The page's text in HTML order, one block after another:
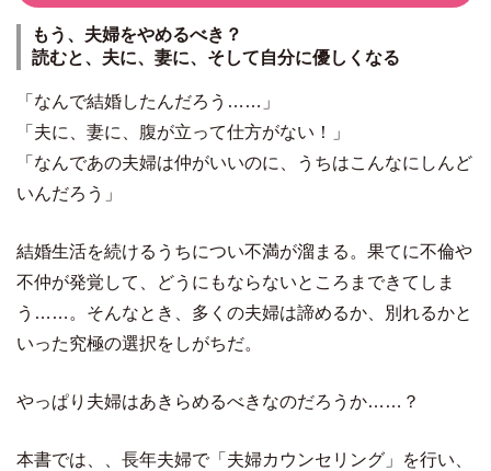
もう、夫婦をやめるべき？
読むと、夫に、妻に、そして自分に優しくなる
「なんで結婚したんだろう……」
「夫に、妻に、腹が立って仕方がない！」
「なんであの夫婦は仲がいいのに、うちはこんなにしんど
いんだろう」
結婚生活を続けるうちについ不満が溜まる。果てに不倫や
不仲が発覚して、どうにもならないところまできてしま
う……。そんなとき、多くの夫婦は諦めるか、別れるかと
いった究極の選択をしがちだ。
やっぱり夫婦はあきらめるべきなのだろうか……？
本書では、、長年夫婦で「夫婦カウンセリング」を行い、